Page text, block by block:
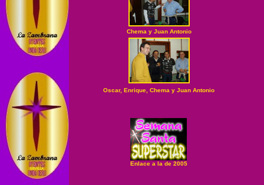
Chema y Juan Antonio
Oscar, Enrique, Chema y Juan Antonio
Enlace a la de 2005